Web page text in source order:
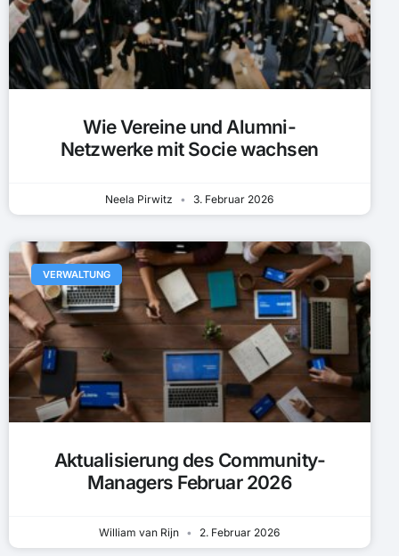
Wie Vereine und Alumni-
Netzwerke mit Socie wachsen
Neela Pirwitz 3. Februar 2026
VERWALTUNG
Aktualisierung des Community-
Managers Februar 2026
William van Rijn 2. Februar 2026